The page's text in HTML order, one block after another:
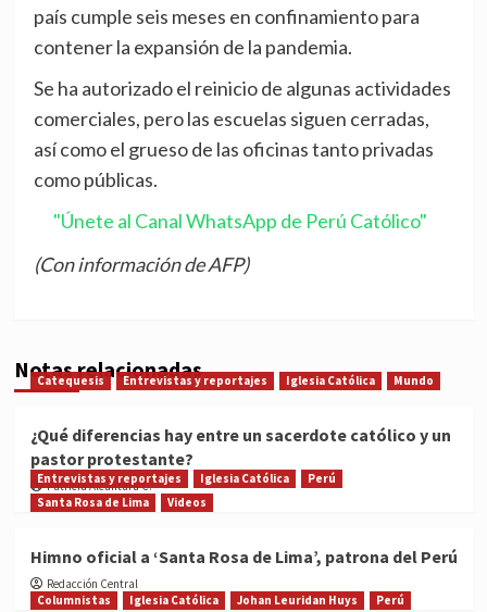
país cumple seis meses en confinamiento para
contener la expansión de la pandemia.
Se ha autorizado el reinicio de algunas actividades
comerciales, pero las escuelas siguen cerradas,
así como el grueso de las oficinas tanto privadas
como públicas.
"Únete al Canal WhatsApp de Perú Católico"
(Con información de AFP)
Notas relacionadas
Catequesis Entrevistas y reportajes Iglesia Católica Mundo
¿Qué diferencias hay entre un sacerdote católico y un
pastor protestante?
Patricia Alcántara C.
Entrevistas y reportajes Iglesia Católica
Perú
Santa Rosa de Lima
Videos
Himno oficial a ‘Santa Rosa de Lima’, patrona del Perú
Redacción Central
Columnistas
Iglesia Católica Johan Leuridan Huys Perú